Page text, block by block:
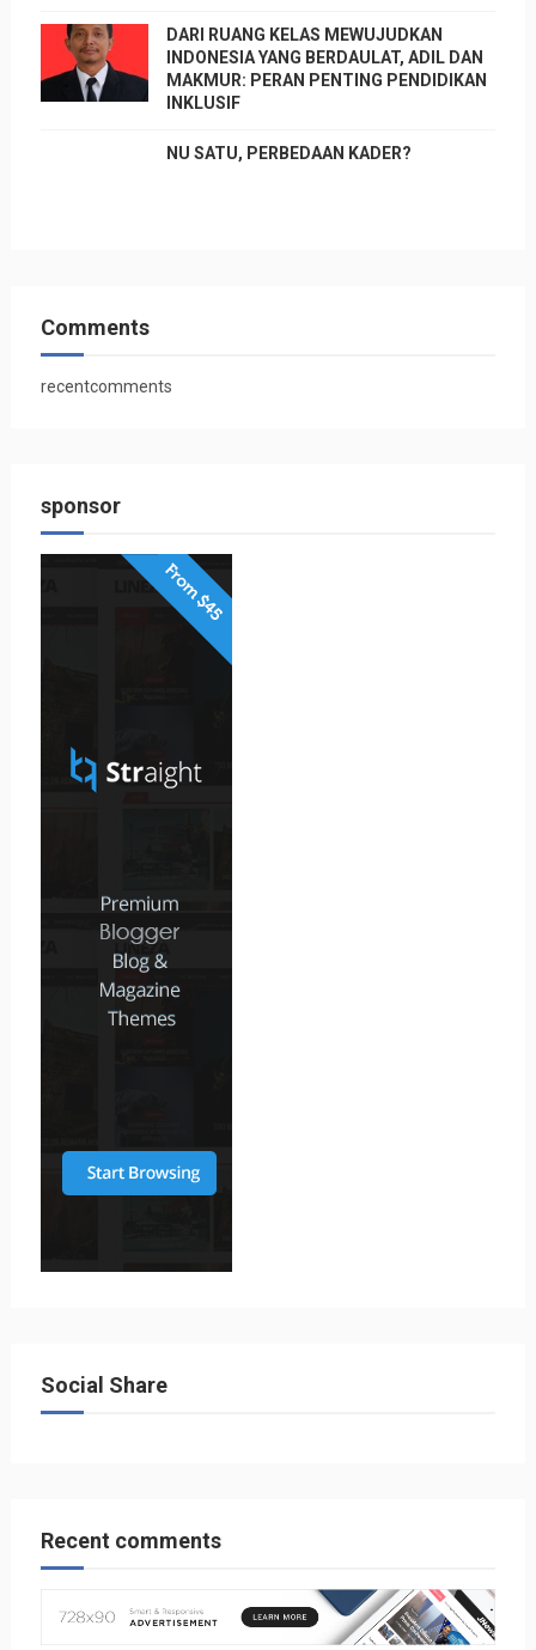
DARI RUANG KELAS MEWUJUDKAN
INDONESIA YANG BERDAULAT, ADIL DAN
MAKMUR: PERAN PENTING PENDIDIKAN
INKLUSIF
NU SATU, PERBEDAAN KADER?
Comments
recentcomments
sponsor
Social Share
Recent comments